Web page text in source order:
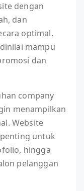
dengan
dan
optimal.
mampu
dan
company
menampilkan
Website
untuk
hingga
pelanggan